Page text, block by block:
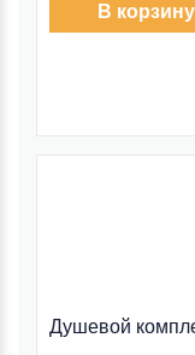
В корзину
Душевой